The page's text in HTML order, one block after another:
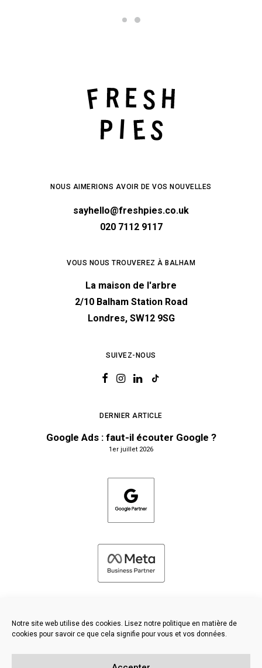
Notre site web utilise des cookies. Lisez notre politique en matière de
cookies pour savoir ce que cela signifie pour vous et vos données.
NOUS AIMERIONS AVOIR DE VOS NOUVELLES
sayhello@freshpies.co.uk
020 7112 9117
VOUS NOUS TROUVEREZ À BALHAM
La maison de l'arbre
2/10 Balham Station Road
Londres, SW12 9SG
SUIVEZ-NOUS
DERNIER ARTICLE
Google Ads : faut-il écouter Google ?
1er juillet 2026
2026 FRESH PIES LTD - TOUS DROITS RÉSERVÉS